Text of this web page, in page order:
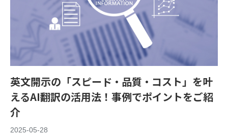
英文開示の「スピード・品質・コスト」を叶
えるAI翻訳の活用法！事例でポイントをご紹
介
2025-05-28